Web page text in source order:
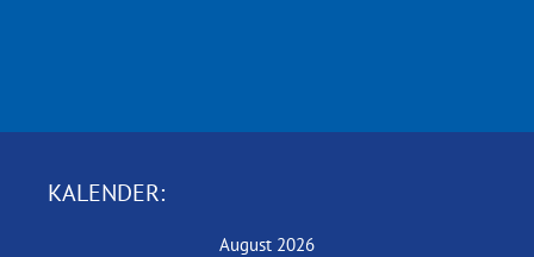
KALENDER:
August 2026